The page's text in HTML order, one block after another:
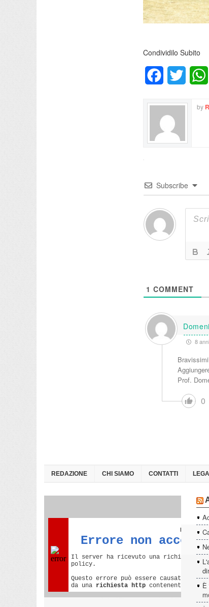
Condividilo Subito
FacebookTwitter
by
Subscribe
1 COMMENT
8
Prof.
0
REDAZIONE CHI SIAMO CONTATTI
È